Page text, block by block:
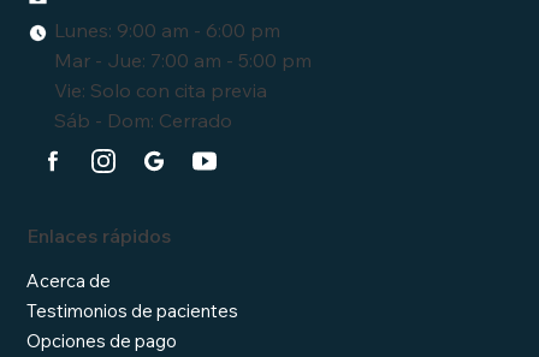
Lunes: 9:00 am - 6:00 pm
Mar - Jue: 7:00 am - 5:00 pm
Vie: Solo con cita previa
Sáb - Dom: Cerrado
Enlaces rápidos
Acerca de
Testimonios de pacientes
Opciones de pago